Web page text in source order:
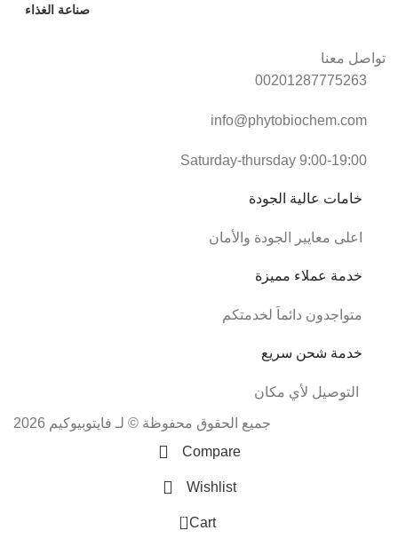
صناعة الغذاء
00201287775263
info@phytobiochem.com
Saturday-thursday 9:00-19:00
خامات عالية الجودة
اعلى معايير الجودة والأمان
خدمة عملاء مميزة
متواجدون دائماَ لخدمتكم
خدمة شحن سريع
جميع الحقوق محفوظة © لـ فايتوبيوكيم 2026
Compare
Wishlist
0 Cart